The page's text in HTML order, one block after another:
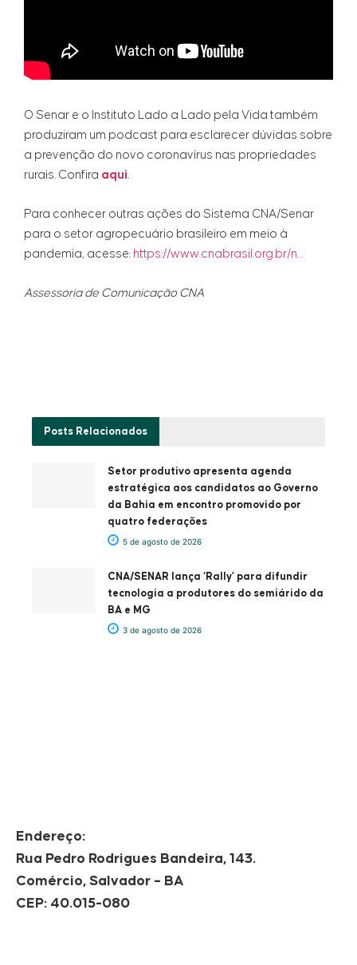
O Senar e o Instituto Lado a Lado pela Vida também
produziram um podcast para esclarecer dúvidas sobre
a prevenção do novo coronavírus nas propriedades
rurais. Confira aqui.
Para conhecer outras ações do Sistema CNA/Senar
para o setor agropecuário brasileiro em meio à
pandemia, acesse: https://www.cnabrasil.org.br/n…
Assessoria de Comunicação CNA
Posts Relacionados
Setor produtivo apresenta agenda
estratégica aos candidatos ao Governo
da Bahia em encontro promovido por
quatro federações
5 de agosto de 2026
CNA/SENAR lança ‘Rally’ para difundir
tecnologia a produtores do semiárido da
BA e MG
3 de agosto de 2026
Endereço:
Rua Pedro Rodrigues Bandeira, 143.
Comércio, Salvador – BA
CEP: 40.015-080